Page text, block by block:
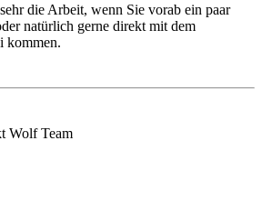
die Arbeit, wenn Sie vorab ein paar
natürlich gerne direkt mit dem
kommen.
Wolf Team